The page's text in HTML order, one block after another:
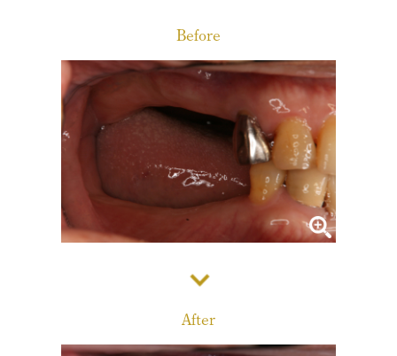
コンセプト
番町オフィス
アクセス
審美治療/ホワイトニング
新しい審美歯科
ホワイトニング
症例集
インプラント/骨増生
治療の流れ、当院でのポイント
スタッフ紹介
こんな症状が出たら
症例集
サポート
Before
After